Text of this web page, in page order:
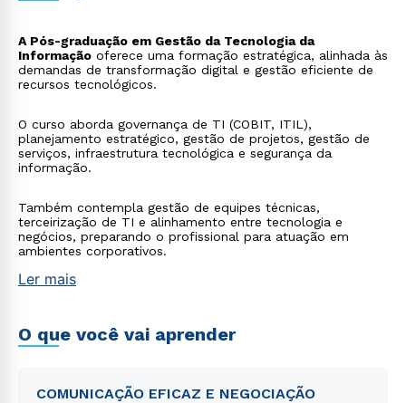
A Pós-graduação em Gestão da Tecnologia da
Informação oferece uma formação estratégica, alinhada às
demandas de transformação digital e gestão eficiente de
recursos tecnológicos.
O curso aborda governança de TI (COBIT, ITIL),
planejamento estratégico, gestão de projetos, gestão de
serviços, infraestrutura tecnológica e segurança da
informação.
Também contempla gestão de equipes técnicas,
terceirização de TI e alinhamento entre tecnologia e
negócios, preparando o profissional para atuação em
ambientes corporativos.
Ler mais
O que você vai aprender
COMUNICAÇÃO EFICAZ E NEGOCIAÇÃO